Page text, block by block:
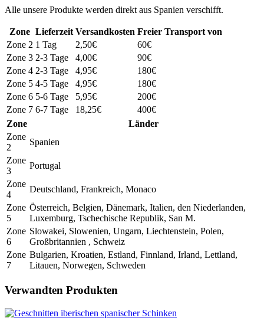
Alle unsere Produkte werden direkt aus Spanien verschifft.
Zone Lieferzeit Versandkosten Freier Transport von
Zone 2 1 Tag 2,50€
60€
Zone 3 2-3 Tage 4,00€
90€
Zone 4 2-3 Tage 4,95€
180€
Zone 5 4-5 Tage 4,95€
180€
Zone 6 5-6 Tage 5,95€
200€
Zone 7 6-7 Tage 18,25€
400€
Zone
Länder
Zone
2
Spanien
Zone
3
Portugal
Zone
4
Deutschland, Frankreich, Monaco
Zone
5
Österreich, Belgien, Dänemark, Italien, den Niederlanden,
Luxemburg, Tschechische Republik, San M.
Zone
6
Slowakei, Slowenien, Ungarn, Liechtenstein, Polen,
Großbritannien , Schweiz
Zone
7
Bulgarien, Kroatien, Estland, Finnland, Irland, Lettland,
Litauen, Norwegen, Schweden
Verwandten Produkten